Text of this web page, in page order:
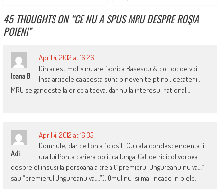
45 THOUGHTS ON “CE NU A SPUS MRU DESPRE ROŞIA
POIENI”
Ioana B
April 4, 2012 at 16:26
Din acest motiv nu are fabrica Basescu & co. loc de voi.
Insa articole ca acesta sunt binevenite pt noi, cetatenii.
MRU se gandeste la orice altceva, dar nu la interesul national…
Adi
April 4, 2012 at 16:35
Domnule, dar ce ton a folosit. Cu cata condescendenta ii
ura lui Ponta cariera politica lunga. Cat de ridicol vorbea
despre el insusi la persoana a treia (“premierul Ungureanu nu va…”
sau “premierul Ungureanu va….”). Omul nu-si mai incape in piele.